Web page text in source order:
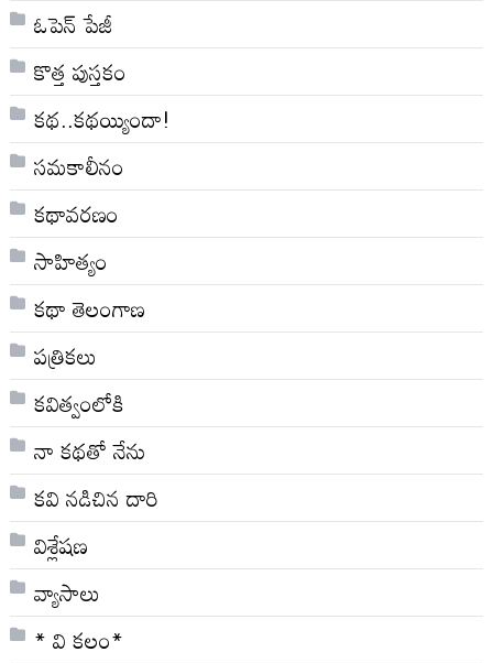
ఓపెన్ పేజీ
కొత్త పుస్తకం
కథ..కథయ్యిందా!
సమకాలీనం
కథావరణం
సాహిత్యం
కథా తెలంగాణ
పత్రికలు
కవిత్వంలోకి
నా క‌థ‌తో నేను
కవి నడిచిన దారి
విశ్లేషణ
వ్యాసాలు
* వి క‌లం*